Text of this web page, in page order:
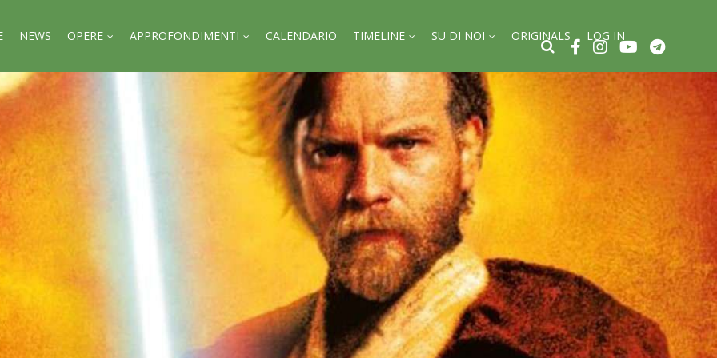
NEWS OPERE APPROFONDIMENTI CALENDARIO TIMELINE SU DI NOI ORIGINALS LOG IN